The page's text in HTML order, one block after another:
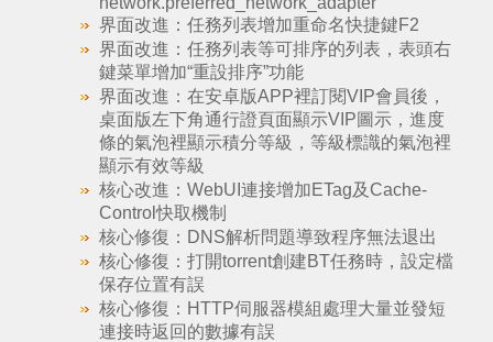
界面改進：任務列表增加重命名快捷鍵F2
界面改進：任務列表等可排序的列表，表頭右
鍵菜單增加“重設排序”功能
界面改進：在安卓版APP裡訂閱VIP會員後，
桌面版左下角通行證頁面顯示VIP圖示，進度
條的氣泡裡顯示積分等級，等級標識的氣泡裡
顯示有效等級
核心改進：WebUI連接增加ETag及Cache-
Control快取機制
核心修復：DNS解析問題導致程序無法退出
核心修復：打開torrent創建BT任務時，設定檔
保存位置有誤
核心修復：HTTP伺服器模組處理大量並發短
連接時返回的數據有誤